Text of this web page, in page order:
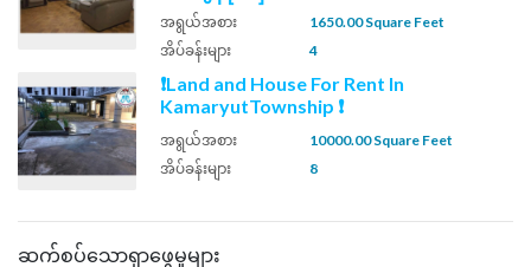
အရွယ်အစား
1650.00 Square Feet
အိပ်ခန်းများ
4
❗Land and House For Rent In
KamaryutTownship ❗
အရွယ်အစား
10000.00 Square Feet
အိပ်ခန်းများ
8
ဆက်စပ်သောရှာဖွေမှုများ